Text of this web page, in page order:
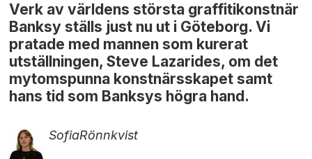
Verk av världens största graffitikonstnär
Banksy ställs just nu ut i Göteborg. Vi
pratade med mannen som kurerat
utställningen, Steve Lazarides, om det
mytomspunna konstnärsskapet samt
hans tid som Banksys högra hand.
SofiaRönnkvist